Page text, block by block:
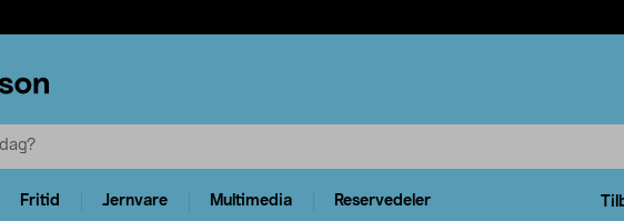
Fritid Jernvare Multimedia Reservedeler